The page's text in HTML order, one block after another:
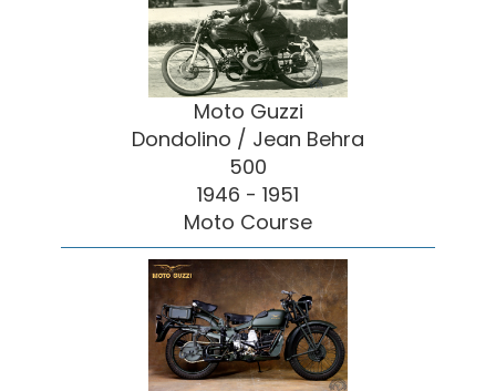
Moto Guzzi
Dondolino / Jean Behra
500
1946 - 1951
Moto Course